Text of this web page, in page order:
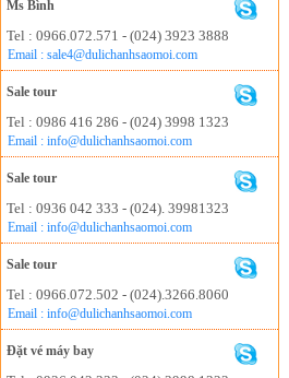
Ms Bình
Tel : 0966.072.571 - (024) 3923 3888
Email : sale4@dulichanhsaomoi.com
Sale tour
Tel : 0986 416 286 - (024) 3998 1323
Email : info@dulichanhsaomoi.com
Sale tour
Tel : 0936 042 333 - (024). 39981323
Email : info@dulichanhsaomoi.com
Sale tour
Tel : 0966.072.502 - (024).3266.8060
Email : info@dulichanhsaomoi.com
Đặt vé máy bay